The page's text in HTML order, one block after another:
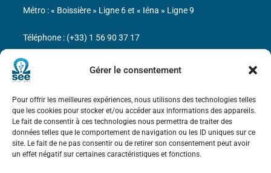
Gérer le consentement
Pour offrir les meilleures expériences, nous utilisons des technologies telles
que les cookies pour stocker et/ou accéder aux informations des appareils.
Le fait de consentir à ces technologies nous permettra de traiter des
données telles que le comportement de navigation ou les ID uniques sur ce
site. Le fait de ne pas consentir ou de retirer son consentement peut avoir
un effet négatif sur certaines caractéristiques et fonctions.
Bicentenaire des découvertes d’André-
Marie Ampère
Mentions légales
Métro : « Boissière » Ligne 6 et « Iéna » Ligne 9
Téléphone : (+33) 1 56 90 37 17
N° de SIREN : 785 393 232, Code APE : 9412Z TVA intra-
communautaire : FR44 785 393 232